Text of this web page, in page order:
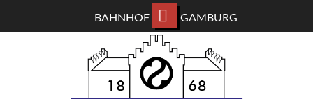
BAHNHOF GAMBURG
BAHNHOF GAMBURG
Ferienwohnung und Eventsaal im Taubertal